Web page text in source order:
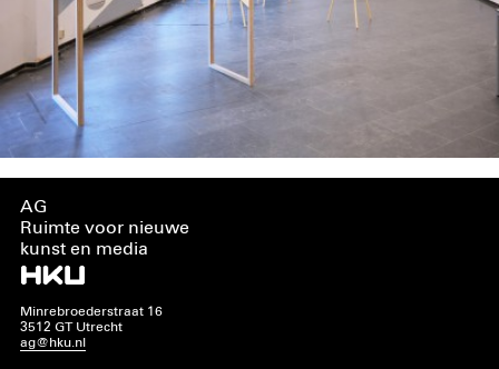
AG
Ruimte voor nieuwe
kunst en media
Minrebroederstraat 16
3512 GT Utrecht
ag@hku.nl